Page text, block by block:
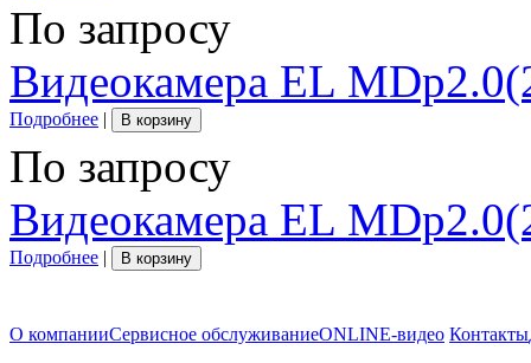
По запросу
Видеокамера EL
Подробнее | В корзину
По запросу
Видеокамера EL
Подробнее | В корзину
О компанииСервисное обслуживаниеONLINE-видео Контакты